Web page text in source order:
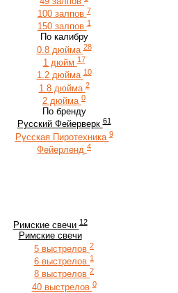
100 залпов 7
150 залпов 1
По калибру
0.8 дюйма 28
1 дюйм 17
1.2 дюйма 10
1.8 дюйма 2
2 дюйма 0
По бренду
Русский Фейерверк 61
Русская Пиротехника 9
Фейерленд 4
Римские свечи 12
Римские свечи
5 выстрелов 2
6 выстрелов 1
8 выстрелов 2
40 выстрелов 0